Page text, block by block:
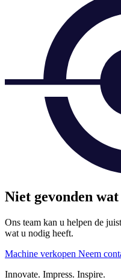
Niet gevonden
Ons team kan u helpen de
wat u nodig heeft.
Machine verkopen Neem
Innovate. Impress. Inspire.